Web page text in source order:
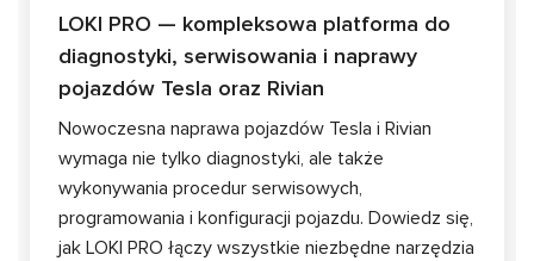
LOKI PRO — kompleksowa platforma do
diagnostyki, serwisowania i naprawy
pojazdów Tesla oraz Rivian
Nowoczesna naprawa pojazdów Tesla i Rivian
wymaga nie tylko diagnostyki, ale także
wykonywania procedur serwisowych,
programowania i konfiguracji pojazdu. Dowiedz się,
jak LOKI PRO łączy wszystkie niezbędne narzędzia